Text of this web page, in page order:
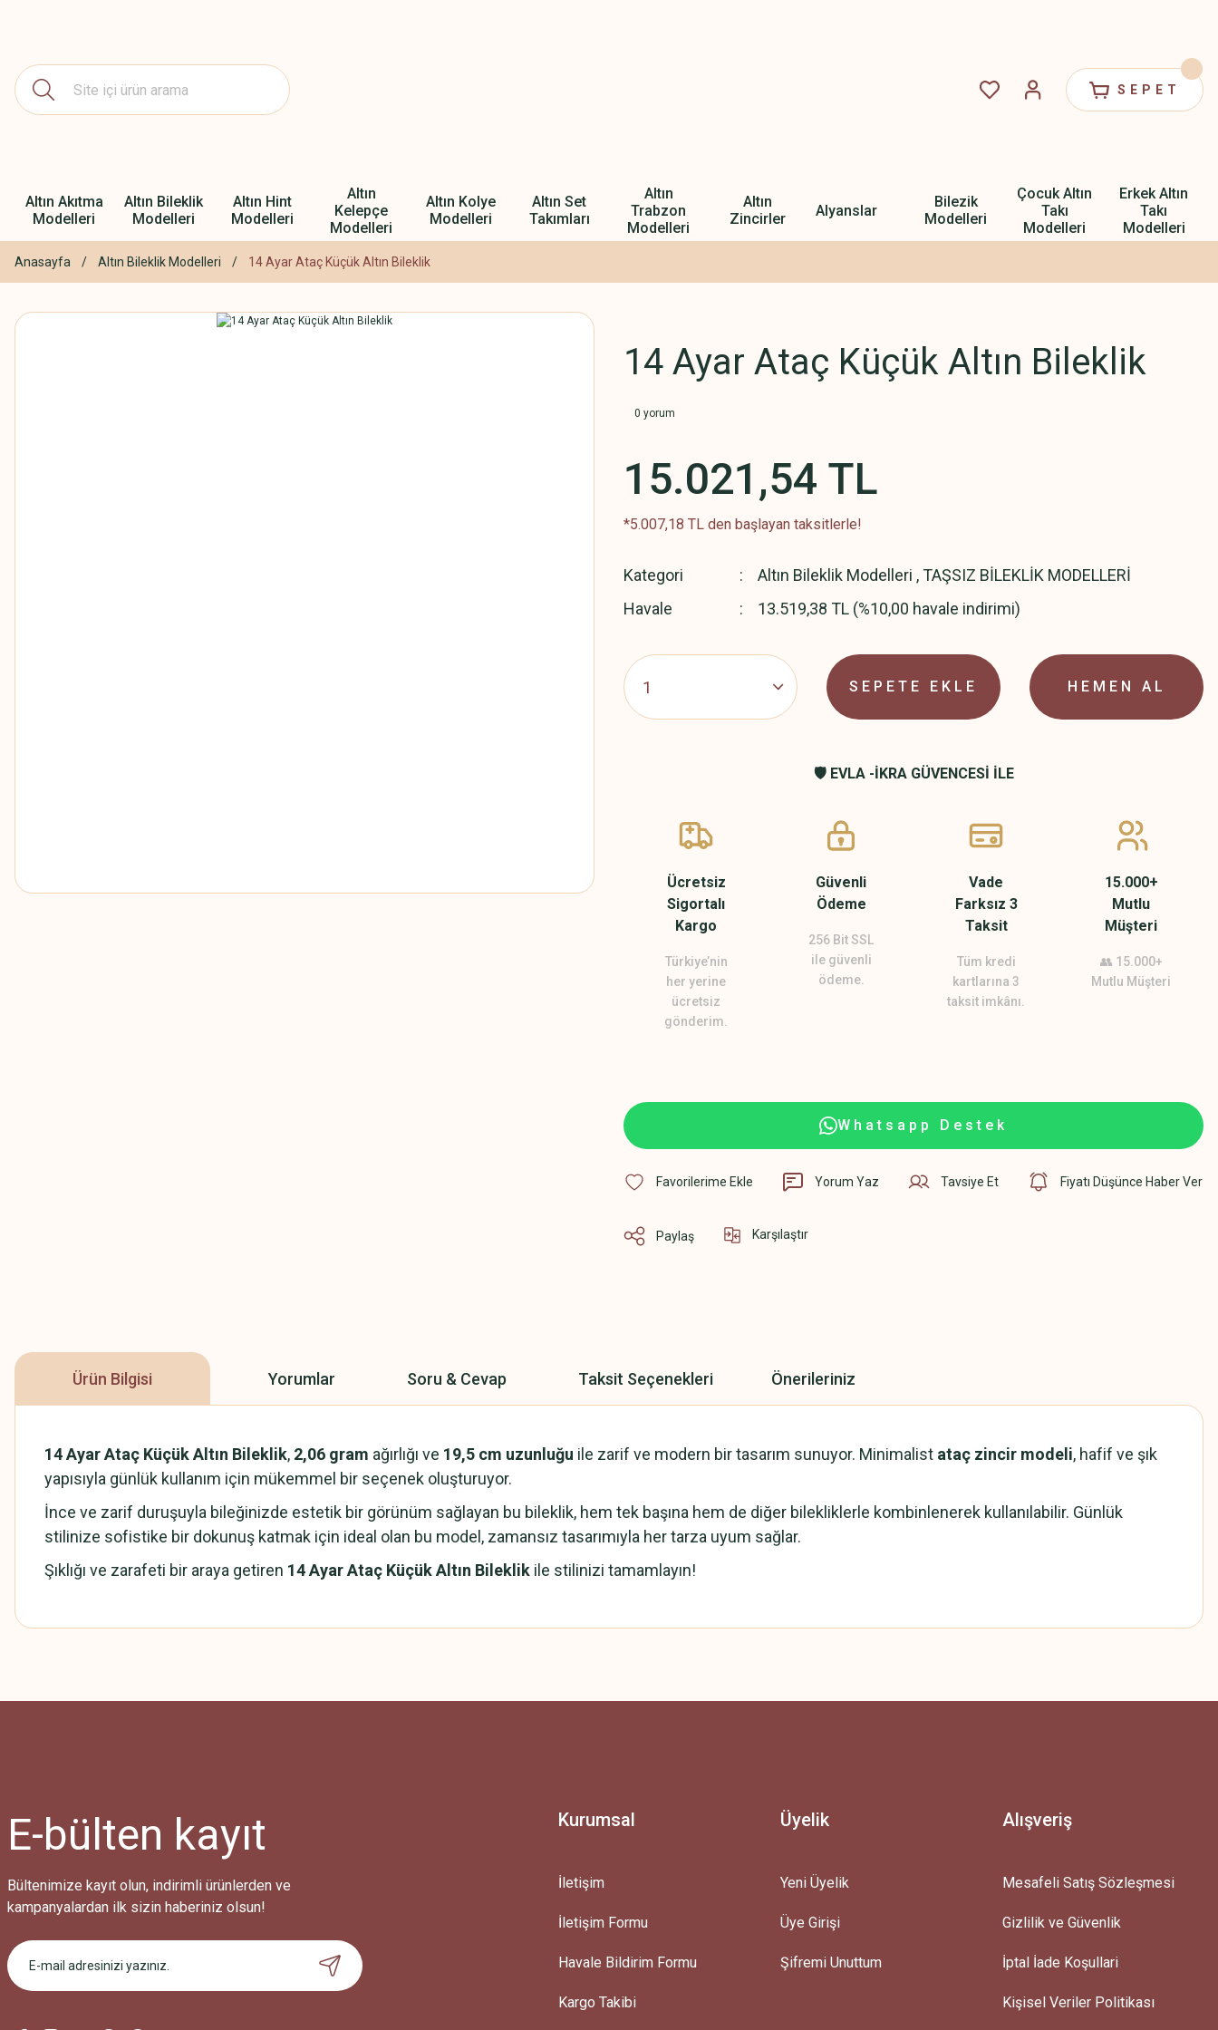
SEPET
Altın Akıtma
Modelleri
Altın Bileklik
Modelleri
Altın Hint
Modelleri
Altın
Kelepçe
Modelleri
Altın Kolye
Modelleri
Altın Set
Takımları
Altın
Trabzon
Modelleri
Altın
Zincirler
Alyanslar
Bilezik
Modelleri
Çocuk Altın
Takı
Modelleri
Erkek Altın
Takı
Modelleri
Anasayfa Altın Bileklik Modelleri 14 Ayar Ataç Küçük Altın Bileklik
14 Ayar Ataç Küçük Altın Bileklik
0 yorum
15.021,54 TL
*5.007,18 TL den başlayan taksitlerle!
Kategori Altın Bileklik Modelleri ,TAŞSIZ BİLEKLİK MODELLERİ
Havale
13.519,38 TL (%10,00 havale indirimi)
SEPETE EKLE HEMEN AL
🛡️ EVLA -İKRA GÜVENCESİ İLE
Ücretsiz
Sigortalı
Kargo
Türkiye’nin
her yerine
ücretsiz
gönderim.
Güvenli
Ödeme
256 Bit SSL
ile güvenli
ödeme.
Vade
Farksız 3
Taksit
Tüm kredi
kartlarına 3
taksit imkânı.
15.000+
Mutlu
Müşteri
👥 15.000+
Mutlu Müşteri
Whatsapp Destek
Yorum Yaz Tavsiye Et Fiyatı Düşünce Haber Ver
Paylaş Karşılaştır
Ürün Bilgisi Yorumlar Soru & Cevap Taksit Seçenekleri Önerileriniz
14 Ayar Ataç Küçük Altın Bileklik, 2,06 gram ağırlığı ve 19,5 cm uzunluğu ile zarif ve modern bir tasarım sunuyor. Minimalist ataç zincir modeli, hafif ve şık
yapısıyla günlük kullanım için mükemmel bir seçenek oluşturuyor.
İnce ve zarif duruşuyla bileğinizde estetik bir görünüm sağlayan bu bileklik, hem tek başına hem de diğer bilekliklerle kombinlenerek kullanılabilir. Günlük
stilinize sofistike bir dokunuş katmak için ideal olan bu model, zamansız tasarımıyla her tarza uyum sağlar.
Şıklığı ve zarafeti bir araya getiren 14 Ayar Ataç Küçük Altın Bileklik ile stilinizi tamamlayın!
Bu ürüne ilk yorumu siz yapın!
Ürün hakkında henüz soru sorulmamış.
Bu ürüne benzer farklı alternatifler olmalı.
Gönder
E-bülten kayıt
Bültenimize kayıt olun, indirimli ürünlerden ve
kampanyalardan ilk sizin haberiniz olsun!
Kurumsal
İletişim
İletişim Formu
Havale Bildirim Formu
Kargo Takibi
Üyelik
Yeni Üyelik
Üye Girişi
Şifremi Unuttum
Alışveriş
Mesafeli Satış Sözleşmesi
Gizlilik ve Güvenlik
İptal İade Koşullari
Kişisel Veriler Politikası